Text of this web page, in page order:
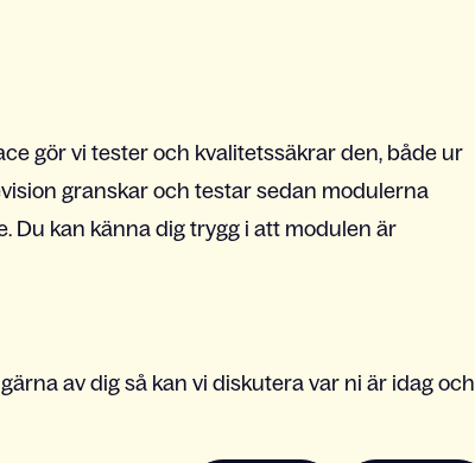
gör vi tester och kvalitetssäkrar den, både ur
granskar och testar sedan modulerna
Du kan känna dig trygg i att modulen är
av dig så kan vi diskutera var ni är idag och